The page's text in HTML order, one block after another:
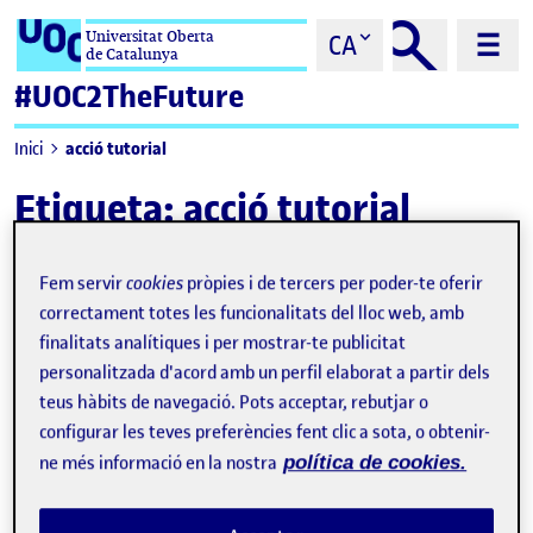
Saltar al contingutUniversitat Oberta
de Catalunya
CA
#UOC2TheFuture
Inici acció tutorial
Etiqueta:acció tutorial
Fem servircookies pròpies i de tercers per poder-te oferir
correctament totes les funcionalitats del lloc web, amb
finalitats analítiques i per mostrar-te publicitat
personalitzada d'acord amb un perfil elaborat a partir dels
teus hàbits de navegació. Pots acceptar, rebutjar o
configurar les teves preferències fent clic a sota, o obtenir-
ne més informació en la nostra política de cookies.